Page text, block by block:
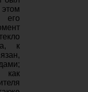
этом
его
к
как